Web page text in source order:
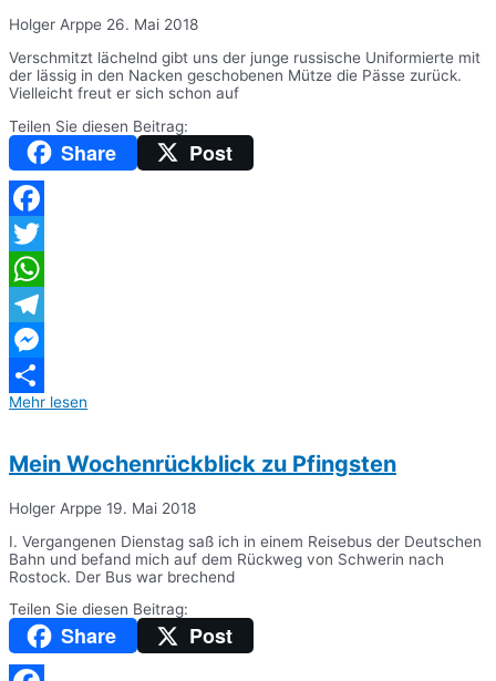
Holger Arppe 26. Mai 2018
Verschmitzt lächelnd gibt uns der junge russische Uniformierte mit
der lässig in den Nacken geschobenen Mütze die Pässe zurück.
Vielleicht freut er sich schon auf
Teilen Sie diesen Beitrag:
Share Post
Facebook
Twitter
WhatsApp
Telegram
Messenger
Teilen
Mehr lesen
Mein Wochenrückblick zu Pfingsten
Holger Arppe 19. Mai 2018
I. Vergangenen Dienstag saß ich in einem Reisebus der Deutschen
Bahn und befand mich auf dem Rückweg von Schwerin nach
Rostock. Der Bus war brechend
Teilen Sie diesen Beitrag:
Share Post